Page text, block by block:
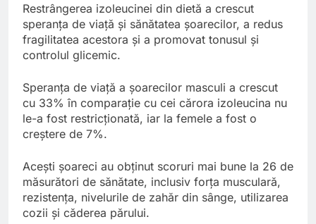
Restrângerea izoleucinei din dietă a crescut
speranța de viață și sănătatea șoarecilor, a redus
fragilitatea acestora și a promovat tonusul și
controlul glicemic.
Speranța de viață a șoarecilor masculi a crescut
cu 33% în comparație cu cei cărora izoleucina nu
le-a fost restricționată, iar la femele a fost o
creștere de 7%.
Acești șoareci au obținut scoruri mai bune la 26 de
măsurători de sănătate, inclusiv forța musculară,
rezistența, nivelurile de zahăr din sânge, utilizarea
cozii și căderea părului.